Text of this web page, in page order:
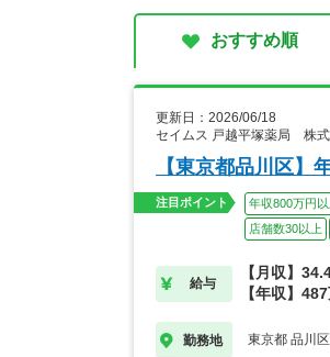
おすすめ順
更新日：2026/06/18
セイムス 戸越平塚薬局 株
【東京都品川区
注目ポイント 年収800万円
店舗数30以上
給与
【月収】
【年収】
勤務地 東京都 品川区